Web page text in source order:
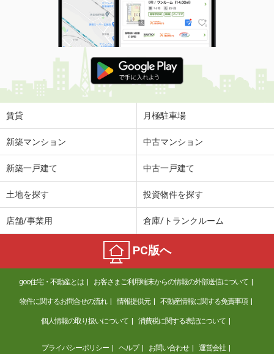
賃貸 月極駐車場
新築マンション 中古マンション
新築一戸建て 中古一戸建て
土地を探す 投資物件を探す
店舗/事業用 倉庫/トランクルーム
PC版へ
goo住宅・不動産とは お客さまご利用端末からの情報の外部送信について
物件に関するお問合せの流れ 情報提供元 不動産情報に関する免責事項
個人情報の取り扱いについて 消費税に関する表記について
プライバシーポリシー ヘルプ お問い合わせ 運営会社